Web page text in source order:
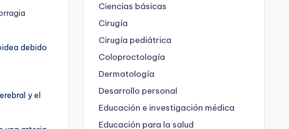
debido
y el
Ciencias básicas
Cirugía
Cirugía pediátrica
Coloproctología
Dermatología
Desarrollo personal
Educación e investigación médica
Educación para la salud